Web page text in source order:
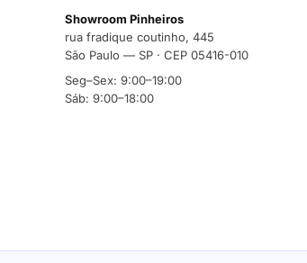
Showroom Pinheiros
rua fradique coutinho, 445
São Paulo — SP · CEP 05416-010
Seg–Sex: 9:00–19:00
Sáb: 9:00–18:00